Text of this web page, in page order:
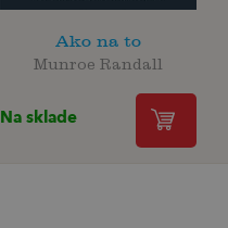
Ako na to
Munroe Randall
Na sklade